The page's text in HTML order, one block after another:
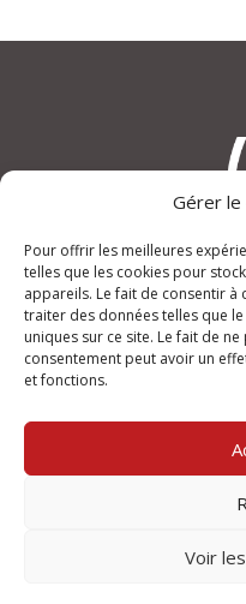
Gérer
Pour offrir les meilleures
telles que les cookies pour
appareils. Le fait de consentir
traiter des données telles que
uniques sur ce site. Le fait de
consentement peut avoir un
et fonctions.
Voir
An(i)mage
“Le Verdi”, rue
13400 AUBAGNE
de 9h à 12h et de 14h